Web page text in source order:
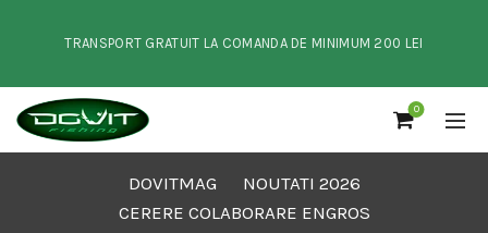
TRANSPORT GRATUIT LA COMANDA DE MINIMUM 200 LEI
0
DOVITMAG
NOUTATI 2026
CERERE COLABORARE ENGROS